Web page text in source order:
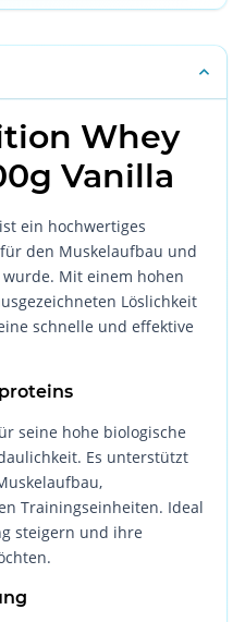
Whey
Vanilla
ein hochwertiges
den Muskelaufbau und
Mit einem hohen
Löslichkeit
schnelle und effektive
seine hohe biologische
Es unterstützt
Trainingseinheiten. Ideal
steigern und ihre